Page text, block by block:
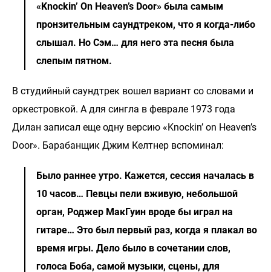
«Knockin’ On Heaven’s Door» была самым
пронзительным саундтреком, что я когда-либо
слышал. Но Сэм… для него эта песня была
слепым пятном.
В студийный саундтрек вошел вариант со словами и
оркестровкой. А для сингла в феврале 1973 года
Дилан записал еще одну версию «Knockin’ on Heaven’s
Door». Барабанщик Джим Келтнер вспоминал:
Было раннее утро. Кажется, сессия началась в
10 часов… Певцы пели вживую, небольшой
орган, Роджер МакГуин вроде бы играл на
гитаре… Это был первый раз, когда я плакал во
время игры. Дело было в сочетании слов,
голоса Боба, самой музыки, сцены, для